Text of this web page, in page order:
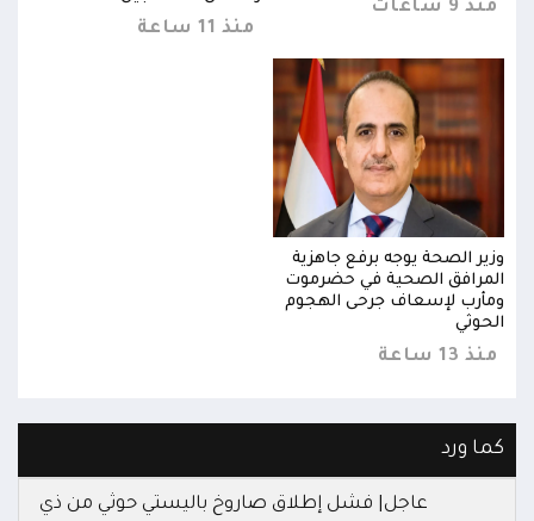
منذ 9 ساعات
منذ 11 ساعة
وزير الصحة يوجه برفع جاهزية
المرافق الصحية في حضرموت
ومأرب لإسعاف جرحى الهجوم
الحوثي
منذ 13 ساعة
كما ورد
عاجل| فشل إطلاق صاروخ باليستي حوثي من ذي